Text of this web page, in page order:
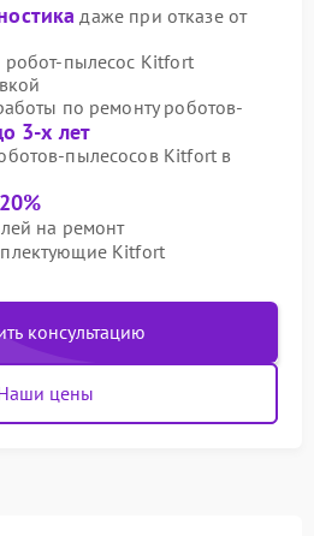
даже при отказе от
робот-пылесос Kitfort
по ремонту роботов-
3-х лет
пылесосов Kitfort в
20%
на ремонт
Kitfort
консультацию
цены